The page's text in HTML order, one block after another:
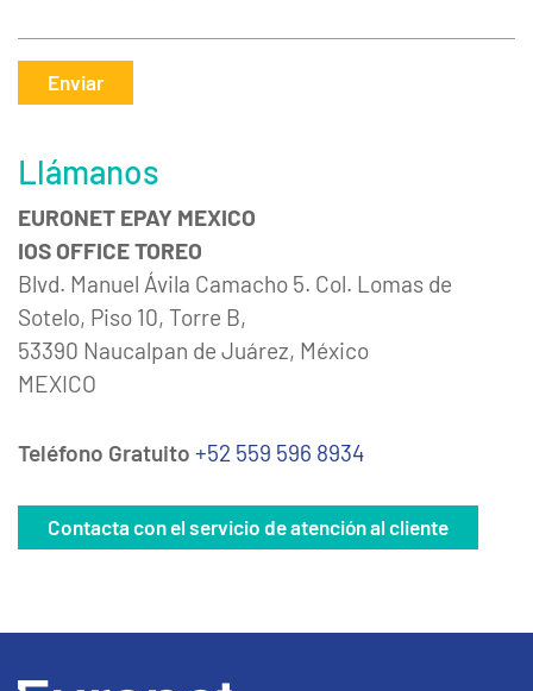
Enviar
Llámanos
EURONET EPAY MEXICO
IOS OFFICE TOREO
Blvd. Manuel Ávila Camacho 5. Col. Lomas de
Sotelo, Piso 10, Torre B,
53390 Naucalpan de Juárez, México
MEXICO
Teléfono Gratuito +52 559 596 8934
Contacta con el servicio de atención al cliente